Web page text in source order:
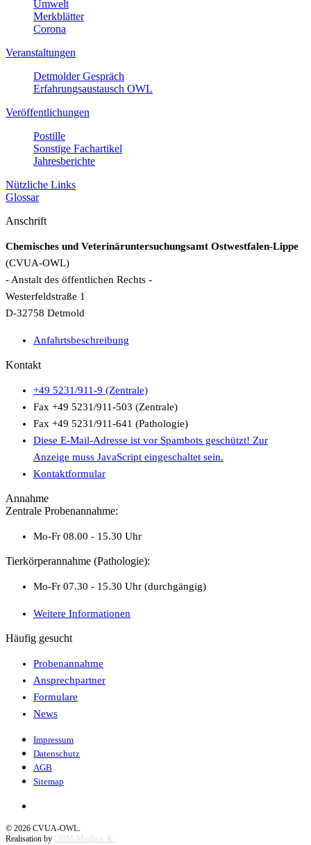
Umwelt
Merkblätter
Corona
Veranstaltungen
Detmolder Gespräch
Erfahrungsaustausch OWL
Veröffentlichungen
Postille
Sonstige Fachartikel
Jahresberichte
Nützliche Links
Glossar
Anschrift
Chemisches und Veterinäruntersuchungsamt Ostwestfalen-Lippe
(CVUA-OWL)
- Anstalt des öffentlichen Rechts -
Westerfeldstraße 1
D-32758 Detmold
Anfahrtsbeschreibung
Kontakt
+49 5231/911-9 (Zentrale)
Fax +49 5231/911-503 (Zentrale)
Fax +49 5231/911-641 (Pathologie)
Diese E-Mail-Adresse ist vor Spambots geschützt! Zur
Anzeige muss JavaScript eingeschaltet sein.
Kontaktformular
Annahme
Zentrale Probenannahme:
Mo-Fr 08.00 - 15.30 Uhr
Tierkörperannahme (Pathologie):
Mo-Fr 07.30 - 15.30 Uhr (durchgängig)
Weitere Informationen
Häufig gesucht
Probenannahme
Ansprechpartner
Formulare
News
Impressum
Datenschutz
AGB
Sitemap
© 2026 CVUA-OWL.
Realisation by OBM-Media e. K.